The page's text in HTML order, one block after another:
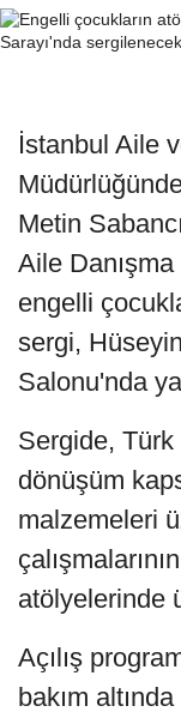
İstanbul Aile
Metin
Aile
engelli
sergi,
Salonu'nda
Sergide, Türk
dönüşüm
malzemeleri
atölyelerinde
Açılış
bakım